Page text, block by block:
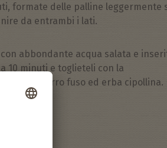
formate delle palline leggermente
da entrambi i lati.
abbondante acqua salata e
10 minuti e toglieteli con la
con burro fuso ed erba cipollina.